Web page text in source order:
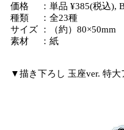
価格 ：単品 ¥385(税込),
種類 ：全23種
サイズ ：（約）80×50mm
素材 ：紙
▼描き下ろし 玉座ver. 特大